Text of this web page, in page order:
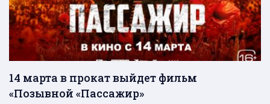
14 марта в прокат выйдет фильм
«Позывной «Пассажир»